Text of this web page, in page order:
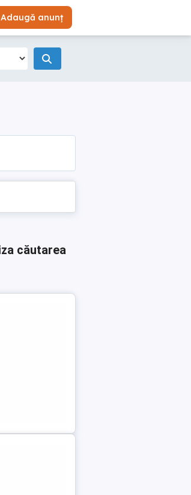
Adaugă anunț
căutarea